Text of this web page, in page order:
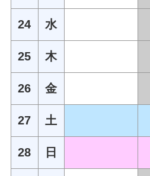
24 水
25 木
26 金
27 土
28 日